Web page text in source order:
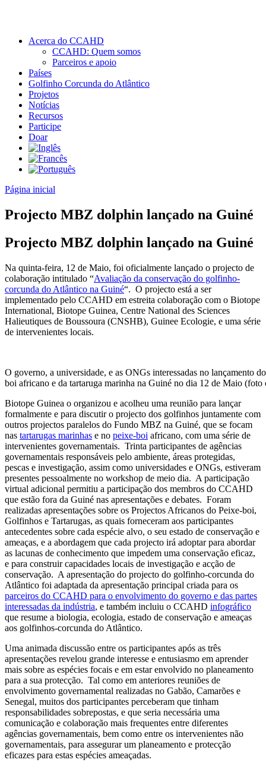
Acerca do CCAHD
CCAHD: Quem somos
Parceiros e apoio
Países
Golfinho Corcunda do Atlântico
Projetos
Notícias
Recursos
Participe
Doar
Página inicial
Projecto MBZ dolphin lançado na Guiné
Projecto MBZ dolphin lançado na Guiné
Na quinta-feira, 12 de Maio, foi oficialmente lançado o projecto de
colaboração intitulado “Avaliação da conservação do golfinho-
corcunda do Atlântico na Guiné“. O projecto está a ser
implementado pelo CCAHD em estreita colaboração com o Biotope
International, Biotope Guinea, Centre National des Sciences
Halieutiques de Boussoura (CNSHB), Guinee Ecologie, e uma série
de intervenientes locais.
O governo, a universidade, e as ONGs interessadas no
boi africano e da tartaruga marinha na Guiné no dia 12 de Maio
Biotope Guinea o organizou e acolheu uma reunião para lançar
formalmente e para discutir o projecto dos golfinhos juntamente com
outros projectos paralelos do Fundo MBZ na Guiné, que se focam
nas tartarugas marinhas e no peixe-boi africano, com uma série de
intervenientes governamentais. Trinta participantes de agências
governamentais responsáveis pelo ambiente, áreas protegidas,
pescas e investigação, assim como universidades e ONGs, estiveram
presentes pessoalmente no workshop de meio dia. A participação
virtual adicional permitiu a participação dos membros do CCAHD
que estão fora da Guiné nas apresentações e debates. Foram
realizadas apresentações sobre os Projectos Africanos do Peixe-boi,
Golfinhos e Tartarugas, as quais forneceram aos participantes
antecedentes sobre cada espécie alvo, o seu estado de conservação e
ameaças, e a abordagem que cada projecto irá adoptar para abordar
as lacunas de conhecimento que impedem uma conservação eficaz,
e para construir capacidades locais de investigação e acção de
conservação. A apresentação do projecto do golfinho-corcunda do
Atlântico foi adaptada da apresentação principal criada para os
parceiros do CCAHD para o envolvimento do governo e das partes
interessadas da indústria, e também incluiu o CCAHD infográfico
que resume a biologia, ecologia, estado de conservação e ameaças
aos golfinhos-corcunda do Atlântico.
Uma animada discussão entre os participantes após as três
apresentações revelou grande interesse e entusiasmo em aprender
mais sobre as espécies focais e em estar envolvido no planeamento
para a sua protecção. Tal como em anteriores reuniões de
envolvimento governamental realizadas no Gabão, Camarões e
Senegal, muitos dos participantes perceberam que tinham
responsabilidades sobrepostas, e que seria necessária uma
comunicação e colaboração mais frequentes entre diferentes
agências governamentais, bem como entre os intervenientes não
governamentais, para assegurar um planeamento e protecção
eficazes para estas espécies ameaçadas.